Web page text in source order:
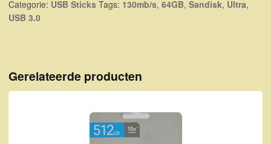
Categorie: USB Sticks Tags: 130mb/s, 64GB, Sandisk, Ultra,
USB 3.0
Gerelateerde producten